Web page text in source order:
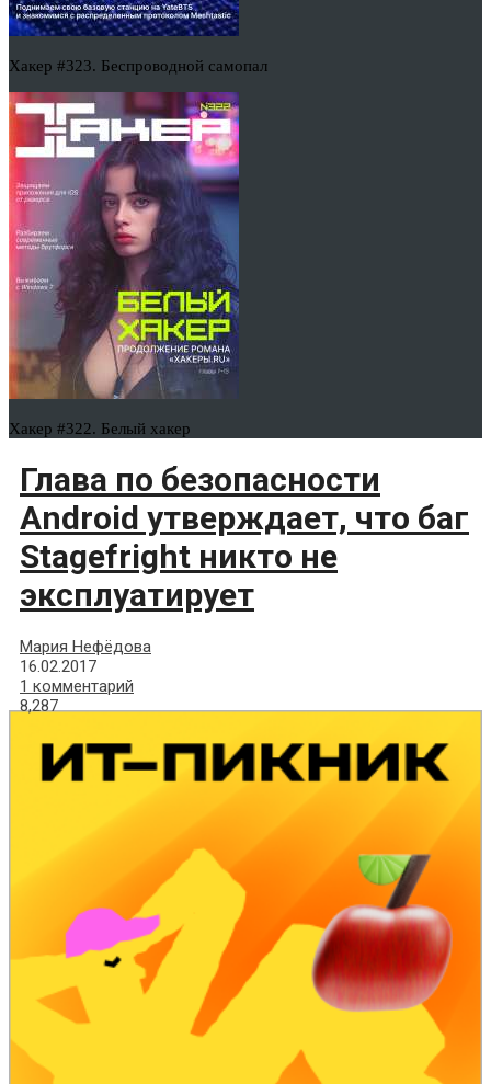
Хакер #323. Беспроводной самопал
Хакер #322. Белый хакер
Глава по безопасности
Android утверждает, что баг
Stagefright никто не
эксплуатирует
Мария Нефёдова
16.02.2017
1 комментарий
8,287